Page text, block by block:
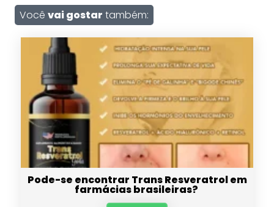
Você vai gostar também:
Pode-se encontrar Trans Resveratrol em
farmácias brasileiras?